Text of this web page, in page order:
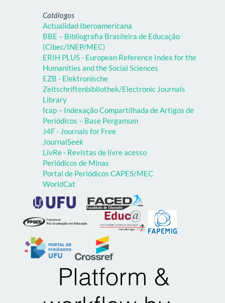
Catálogos
Actualidad Iberoamericana
BBE – Bibliografia Brasileira de Educação
(Cibec/INEP/MEC)
ERIH PLUS - European Reference Index for the
Humanities and the Social Sciences
EZB - Elektronische
Zeitschriftenbibliothek/Electronic Journals
Library
Icap – Indexação Compartilhada de Artigos de
Periódicos – Base Pergamum
J4F - Journals for Free
JournalSeek
LivRe - Revistas de livre acesso
Periódicos de Minas
Portal de Periódicos CAPES/MEC
WorldCat